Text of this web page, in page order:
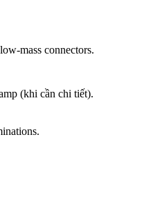
mass connectors.
(khi cần chi tiết).